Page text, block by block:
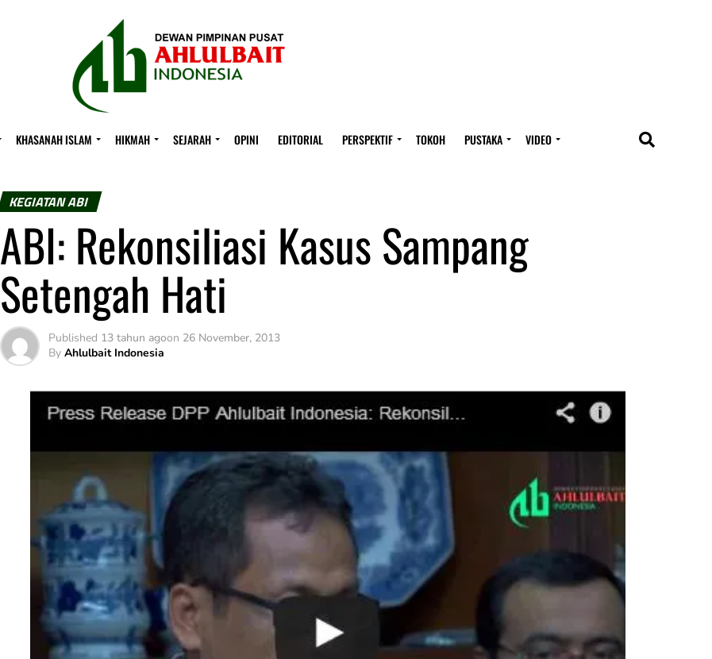
KHASANAH ISLAM HIKMAH SEJARAH OPINI EDITORIAL PERSPEKTIF TOKOH PUSTAKA VIDEO
KEGIATAN ABI
ABI: Rekonsiliasi Kasus Sampang
Setengah Hati
Published 13 tahun agoon 26 November, 2013
By Ahlulbait Indonesia